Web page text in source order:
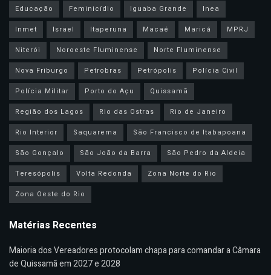
Educação
Feminicídio Iguaba Grande
Inea
Inmet
Israel Itaperuna Macaé Maricá
MPRJ
Niterói
Noroeste Fluminense
Norte Fluminense
Nova Friburgo
Petrobras Petrópolis
Polícia Civil
Polícia Militar
Porto do Açu
Quissamã
Região dos Lagos
Rio das Ostras
Rio de Janeiro
Rio Interior
Saquarema
São Francisco de Itabapoana
São Gonçalo
São João da Barra
São Pedro da Aldeia
Teresópolis
Volta Redonda
Zona Norte do Rio
Zona Oeste do Rio
Matérias Recentes
Maioria dos Vereadores protocolam chapa para comandar a Câmara
de Quissamã em 2027 e 2028